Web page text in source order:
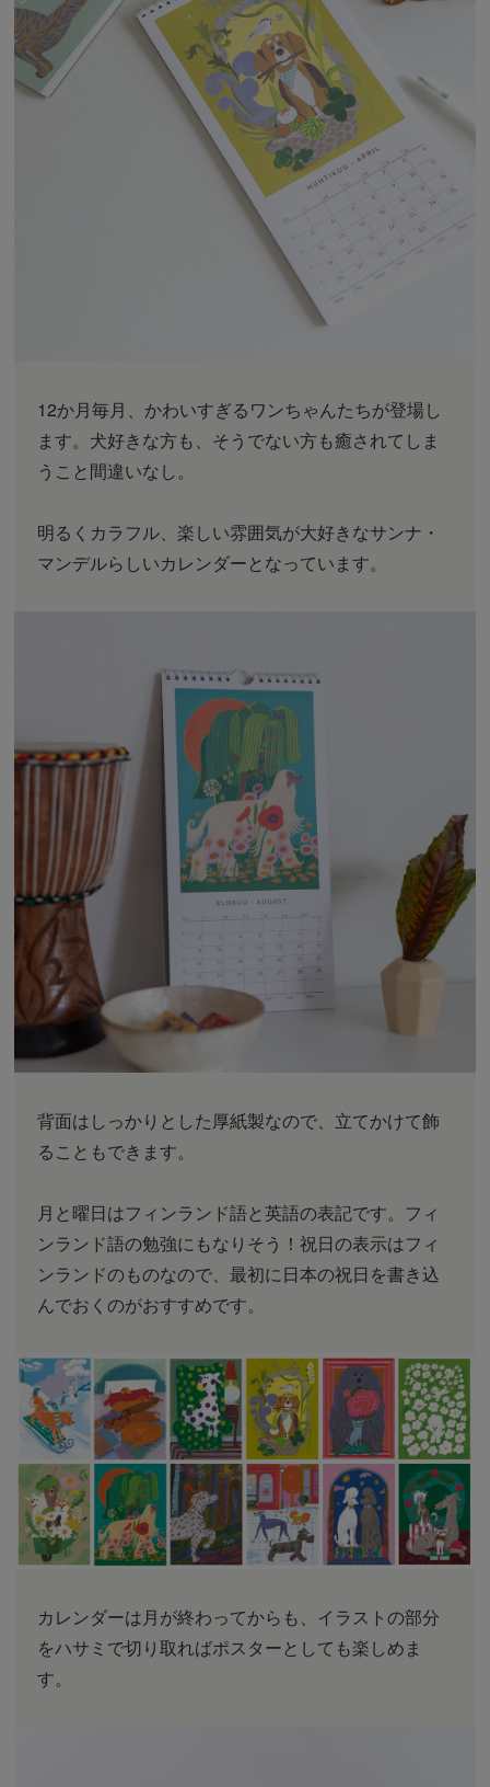
12か月毎月、かわいすぎるワンちゃんたちが登場し
ます。犬好きな方も、そうでない方も癒されてしま
うこと間違いなし。
明るくカラフル、楽しい雰囲気が大好きなサンナ・
マンデルらしいカレンダーとなっています。
背面はしっかりとした厚紙製なので、立てかけて飾
ることもできます。
月と曜日はフィンランド語と英語の表記です。フィ
ンランド語の勉強にもなりそう！祝日の表示はフィ
ンランドのものなので、最初に日本の祝日を書き込
んでおくのがおすすめです。
カレンダーは月が終わってからも、イラストの部分
をハサミで切り取ればポスターとしても楽しめま
す。